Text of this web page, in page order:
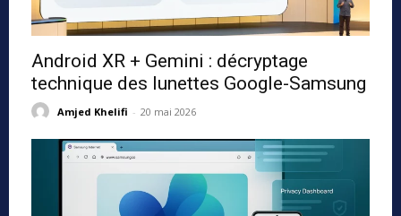
Android XR + Gemini : décryptage
technique des lunettes Google-Samsung
Amjed Khelifi - 20 mai 2026